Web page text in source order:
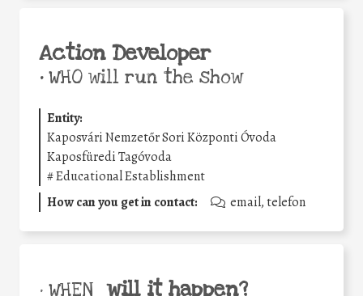
Action Developer
•WHO will run the show
Entity:
Kaposvári Nemzetőr Sori Központi Óvoda
Kaposfüredi Tagóvoda
#Educational Establishment
How can you get in contact:
email, telefon
• WHEN will it happen?